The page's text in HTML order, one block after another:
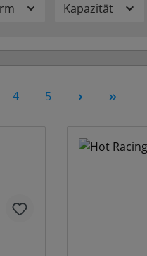
Kapazität
Página
4 Página
5